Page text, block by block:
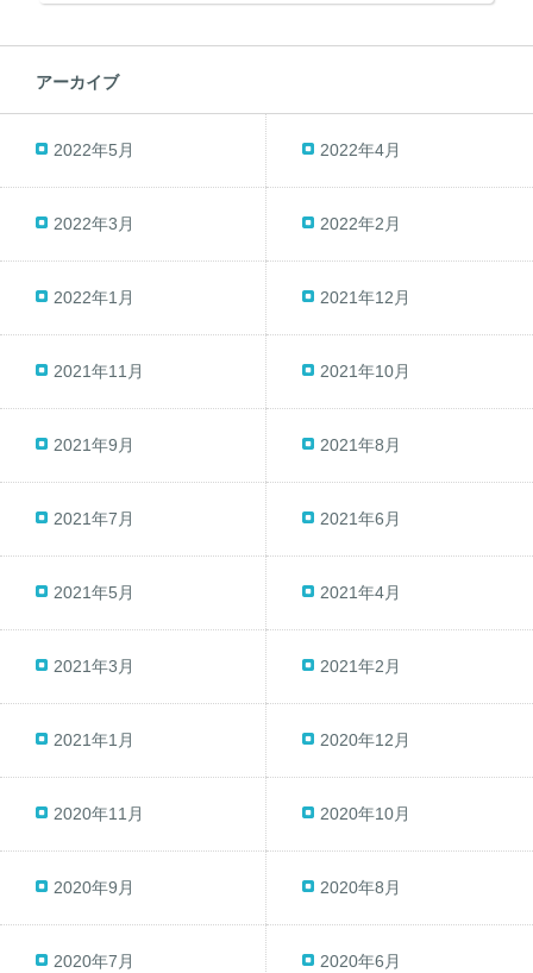
アーカイブ
2022年5月 2022年4月
2022年3月 2022年2月
2022年1月 2021年12月
2021年11月 2021年10月
2021年9月 2021年8月
2021年7月 2021年6月
2021年5月 2021年4月
2021年3月 2021年2月
2021年1月 2020年12月
2020年11月 2020年10月
2020年9月 2020年8月
2020年7月 2020年6月